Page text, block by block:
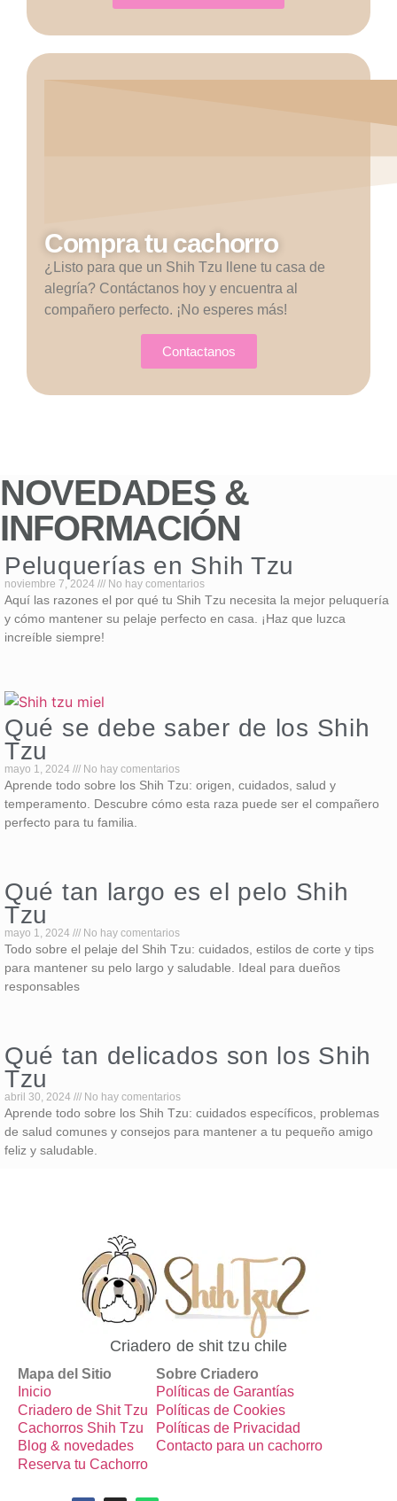
Compra tu cachorro
¿Listo para que un Shih Tzu llene tu casa de
alegría? Contáctanos hoy y encuentra al
compañero perfecto. ¡No esperes más!
Contactanos
NOVEDADES &
INFORMACIÓN
Peluquerías en Shih Tzu
noviembre 7, 2024 No hay comentarios
Aquí las razones el por qué tu Shih Tzu necesita la mejor peluquería
y cómo mantener su pelaje perfecto en casa. ¡Haz que luzca
increíble siempre!
Qué se debe saber de los Shih
Tzu
mayo 1, 2024 No hay comentarios
Aprende todo sobre los Shih Tzu: origen, cuidados, salud y
temperamento. Descubre cómo esta raza puede ser el compañero
perfecto para tu familia.
Qué tan largo es el pelo Shih
Tzu
mayo 1, 2024 No hay comentarios
Todo sobre el pelaje del Shih Tzu: cuidados, estilos de corte y tips
para mantener su pelo largo y saludable. Ideal para dueños
responsables
Qué tan delicados son los Shih
Tzu
abril 30, 2024 No hay comentarios
Aprende todo sobre los Shih Tzu: cuidados específicos, problemas
de salud comunes y consejos para mantener a tu pequeño amigo
feliz y saludable.
Criadero de shit tzu chile
Mapa del Sitio
Inicio
Criadero de Shit Tzu
Cachorros Shih Tzu
Blog & novedades
Reserva tu Cachorro
Sobre Criadero
Políticas de Garantías
Políticas de Cookies
Políticas de Privacidad
Contacto para un cachorro